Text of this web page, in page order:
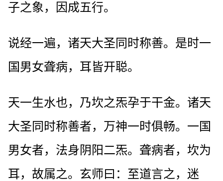
子之象，因成五行。
说经一遍，诸天大圣同时称善。是时一
国男女聋病，耳皆开聪。
天一生水也，乃坎之炁孕于干金。诸天
大圣同时称善者，万神一时俱畅。一国
男女者，法身阴阳二炁。聋病者，坎为
耳，故属之。玄师曰：至道言之，迷